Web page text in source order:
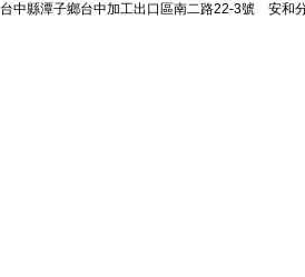
台中縣潭子鄉台中加工出口區南二路22-3號 安和